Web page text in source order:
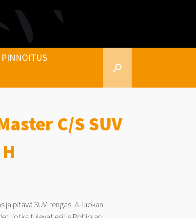
C/S SUV
ja pitävä SUV-rengas. A-luokan